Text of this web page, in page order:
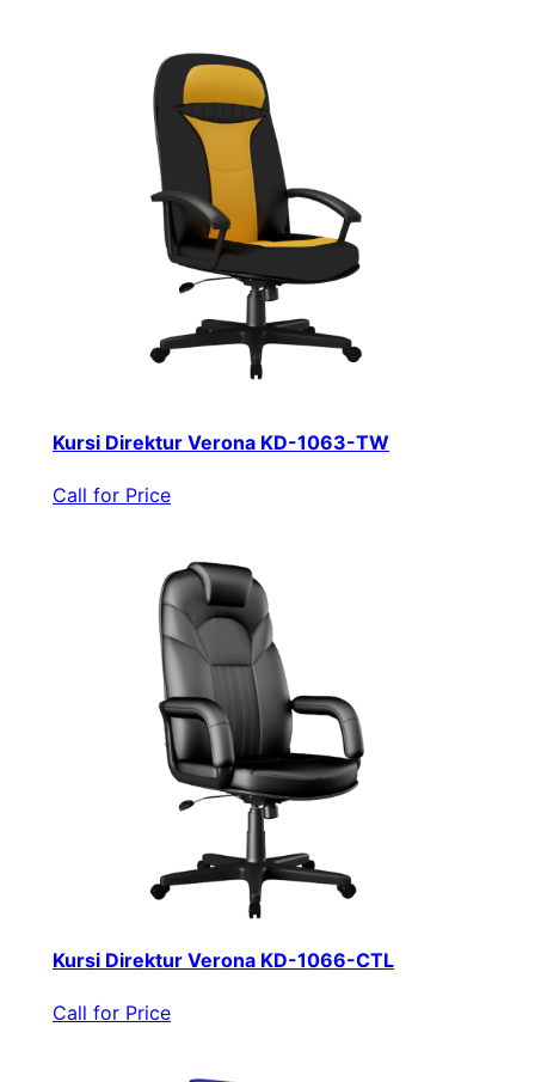
Kursi Direktur Verona KD-1063-TW
Call for Price
Kursi Direktur Verona KD-1066-CTL
Call for Price